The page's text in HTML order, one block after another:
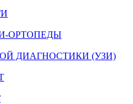
ОРТОПЕДЫ
ДИАГНОСТИКИ (УЗИ)